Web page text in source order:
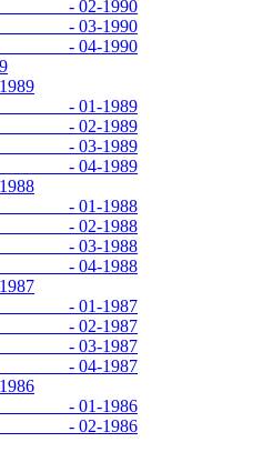
1990
1990
1990
1989
1989
1989
1989
1988
1988
1988
1988
1987
1987
1987
1987
1986
1986